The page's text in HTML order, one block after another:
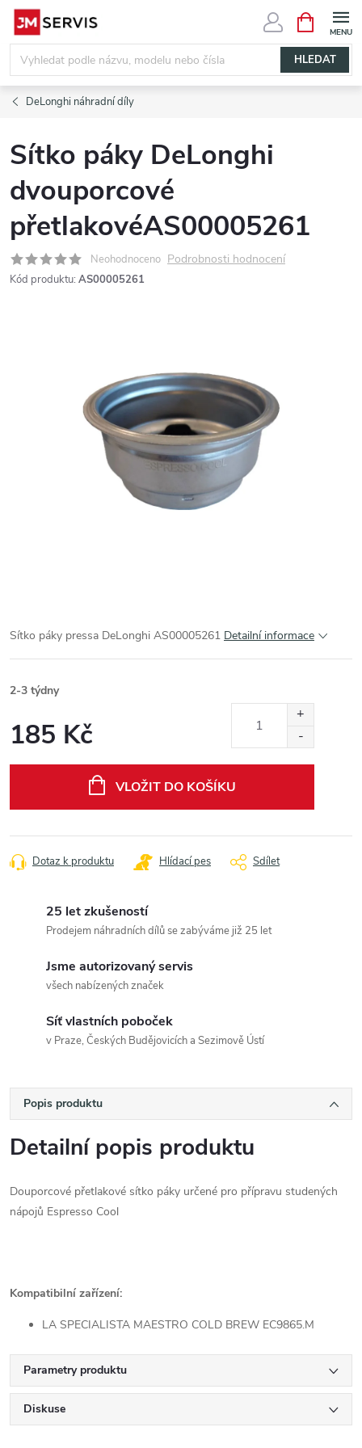
Přejít
obsah
HLEDAT
NÁKUPNÍ
KOŠÍK
DeLonghi náhradní díly
Sítko páky DeLonghi
dvouporcové
přetlakovéAS00005261
Neohodnoceno Podrobnosti hodnocení
Kód produktu: AS00005261
Sítko páky pressa DeLonghi AS00005261 Detailní informace
2-3 týdny
185 Kč
VLOŽIT DO KOŠÍKU
Dotaz k produktu Hlídací pes Sdílet
25 let zkušeností
Prodejem náhradních dílů se zabýváme již 25 let
Jsme autorizovaný servis
všech nabízených značek
Síť vlastních poboček
v Praze, Českých Budějovicích a Sezimově Ústí
Popis produktu
Detailní popis produktu
Douporcové přetlakové sítko páky určené pro přípravu studených
nápojů Espresso Cool
Kompatibilní zařízení:
LA SPECIALISTA MAESTRO COLD BREW EC9865.M
Parametry produktu
Diskuse